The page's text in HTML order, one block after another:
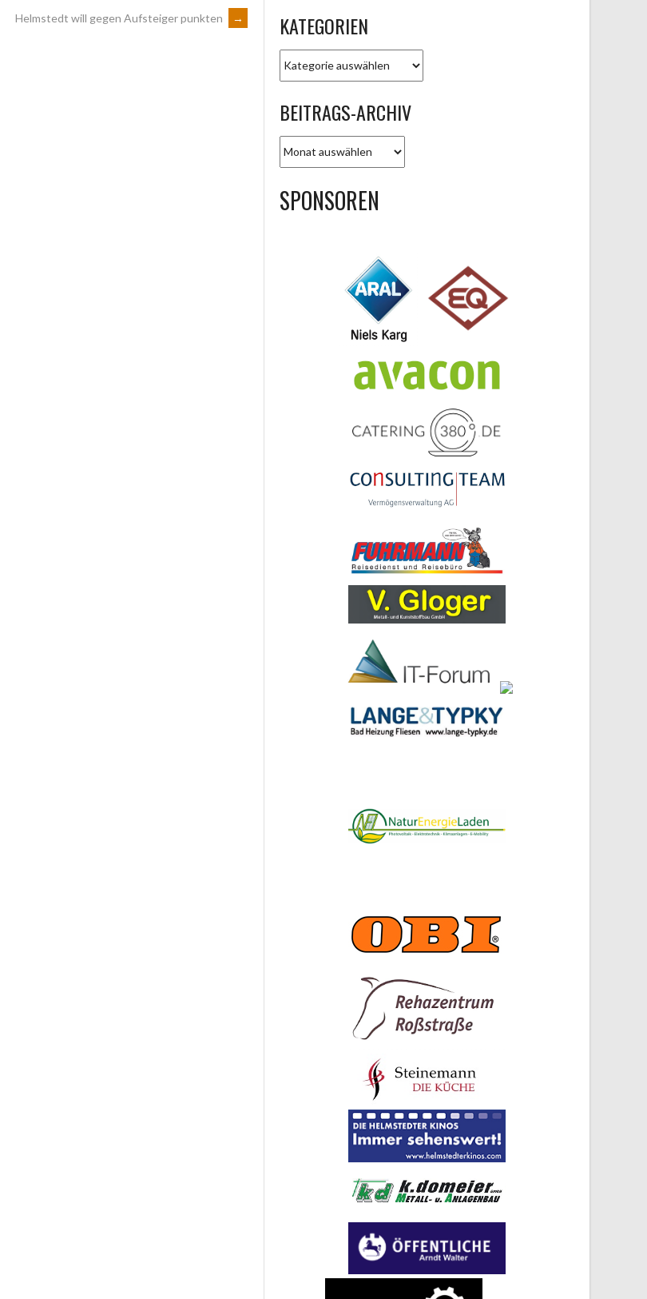
Helmstedt will gegen Aufsteiger punkten → KATEGORIEN
BEITRAGS-ARCHIV
ARCHIV
SPONSOREN